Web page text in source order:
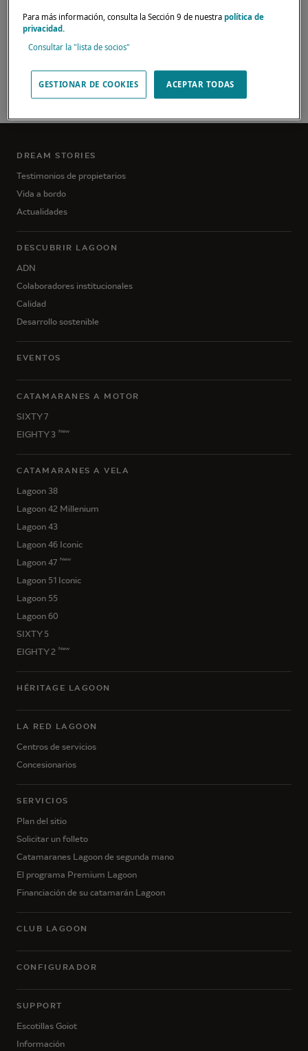
#1 Port Street East,
Mississauga, L5G 4N1,
(905) 891-0191
Official website
DREAM STORIES
Testimonios de propietarios
Vida a bordo
Actualidades
DESCUBRIR LAGOON
ADN
Colaboradores institucionales
Calidad
Desarrollo sostenible
EVENTOS
CATAMARANES A MOTOR
SIXTY 7
EIGHTY 3 New
CATAMARANES A VELA
Lagoon 38
Lagoon 42 Millenium
Lagoon 43
Lagoon 46 Iconic
Lagoon 47 New
Lagoon 51 Iconic
Lagoon 55
Lagoon 60
SIXTY 5
EIGHTY 2 New
HÉRITAGE LAGOON
LA RED LAGOON
Centros de servicios
Concesionarios
SERVICIOS
Plan del sitio
Solicitar un folleto
Catamaranes Lagoon de segunda mano
El programa Premium Lagoon
Financiación de su catamarán Lagoon
CLUB LAGOON
CONFIGURADOR
SUPPORT
Escotillas Goiot
Información
Para más información, consulta la Sección 9 de nuestrapolítica de
privacidad.
Consultar la "lista de socios"
GESTIONAR DE COOKIES ACEPTAR TODAS